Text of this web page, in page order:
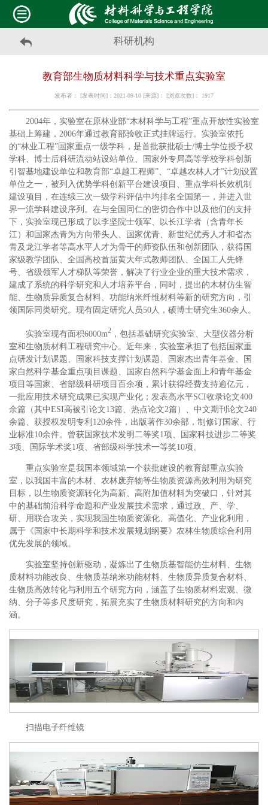
科研机构
教育部生物质材料科学与技术重点实验室
发布者： [发表时间]：2021-09-10 [来源]： [浏览次数]： 1917
2004年，实验室在原林业部“木材科学与工程”重点开放性实验室
基础上筹建，2006年通过教育部验收正式挂牌运行。实验室依托
的“林业工程”国家重点一级学科，是首批获批硕士/博士学位授予权
学科、博士后科研流动站设站单位、国家外专局高等学校学科创新
引智基地建设单位和教育部“卓越工程师”、“卓越农林人才”计划设置
单位之一，被列入优势学科创新平台建设项目、重点学科长效机制
建设项目，在连续三次一级学科评估中均排名全国第一，并进入世
界一流学科建设序列。在与全国同仁的密切合作中以及他们的支持
下，实验室现已形成了以李坚院士领军、以长江学者（含青年长
江）和国家杰青为方向带头人、国家优青、新世纪优秀人才和省杰
青及龙江学者等高水平人才为骨干的师资队伍和创新团队，获得国
家级教学团队、全国高校首届黄大年式教师团队、全国工人先锋
号、省级领军人才梯队等荣誉，解决了行业企业的重大技术需求，
建成了系统的科学研究和人才培养平台，同时，提出的木材仿生智
能、生物质异质复合材料、功能纳米纤维材料等新的研究方向，引
领国际同类研究。现有固定研究人员50人，硕博士研究生360余人。
实验室现有面积6000m2 ，包括基础研究实验室、大型仪器分析
室和生物质材料工程研究中心。近年来，实验室承担了包括国家重
点研发计划课题、国家科技支撑计划课题、国家杰出青年基金、国
家自然科学基金重点项目课题、国家自然科学基金面上和青年基金
项目等国家、省部级科研项目百余项，累计获得经费支持逾亿元，
一批应用技术研究成果已实现产业化；发表高水平SCI收录论文400
余篇（其中ESI高被引论文13篇、热点论文2篇）、中文期刊论文240
余篇、获授权发明专利120余件，出版著作30余部，制修订国家、行
业标准10余件。曾获国家技术发明二等奖1项、国家科技进步二等奖
3项、国际学术奖1项、省部级科学技术一等奖10项。
重点实验室是我国本领域第一个获批建设的教育部重点实验
室，以我国丰富的木材、农林废弃物等生物质资源高效利用为研究
目标，以生物质资源转化为高新、高附加值材料为突破口，针对其
中的基础前沿科学命题和产业发展技术需求，通过政、产、学、
研、用联合攻关，实现我国生物质资源化、高值化、产业化利用，
属于《国家中长期科学和技术发展规划纲要》农林生物质综合利用
优先发展的领域。
实验室坚持创新驱动，凝炼出了生物质基智能仿生材料、生物
质材料功能改良、生物质基纳米功能材料、生物质异质复合材料、
生物质高效转化与利用五个研究方向，涵盖了生物质材料宏观、微
纳、分子等多尺度研究，拓展充实了生物质材料研究的方向和内
涵。
扫描电子纤维镜